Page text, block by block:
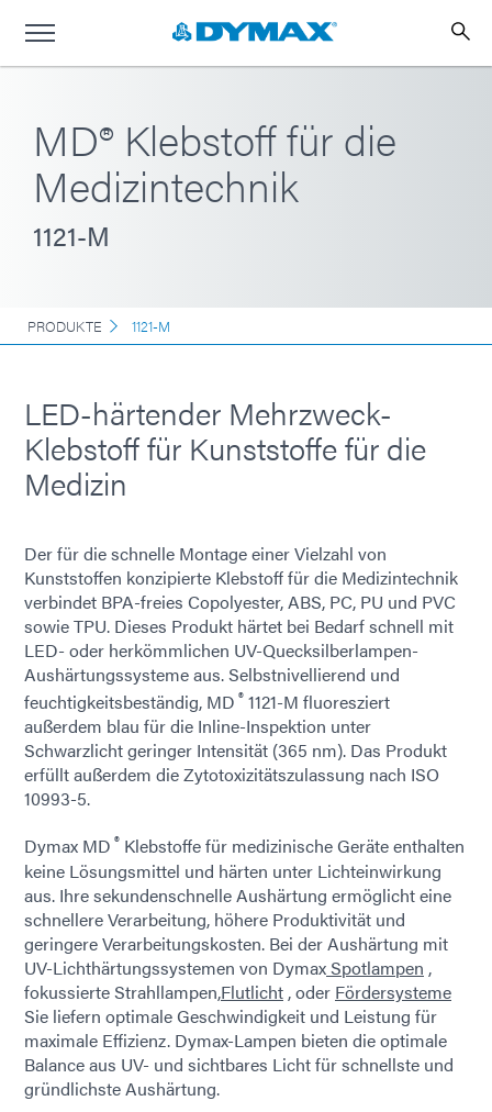
MD® Klebstoff für die
Medizintechnik
1121-M
PRODUKTE 1121-M
LED-härtender Mehrzweck-
Klebstoff für Kunststoffe für die
Medizin
Der für die schnelle Montage einer Vielzahl von
Kunststoffen konzipierte Klebstoff für die Medizintechnik
verbindet BPA-freies Copolyester, ABS, PC, PU und PVC
sowie TPU. Dieses Produkt härtet bei Bedarf schnell mit
LED- oder herkömmlichen UV-Quecksilberlampen-
Aushärtungssysteme aus. Selbstnivellierend und
feuchtigkeitsbeständig, MD ® 1121-M fluoresziert
außerdem blau für die Inline-Inspektion unter
Schwarzlicht geringer Intensität (365 nm). Das Produkt
erfüllt außerdem die Zytotoxizitätszulassung nach ISO
10993-5.
Dymax MD ® Klebstoffe für medizinische Geräte enthalten
keine Lösungsmittel und härten unter Lichteinwirkung
aus. Ihre sekundenschnelle Aushärtung ermöglicht eine
schnellere Verarbeitung, höhere Produktivität und
geringere Verarbeitungskosten. Bei der Aushärtung mit
UV-Lichthärtungssystemen von DymaxSpotlampen ,
fokussierte Strahllampen,Flutlicht , oder Fördersysteme
Sie liefern optimale Geschwindigkeit und Leistung für
maximale Effizienz. Dymax-Lampen bieten die optimale
Balance aus UV- und sichtbares Licht für schnellste und
gründlichste Aushärtung.